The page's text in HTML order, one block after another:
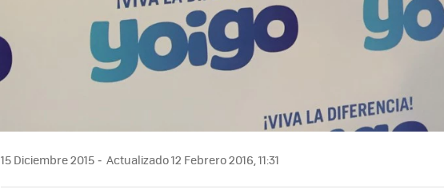
15 Diciembre 2015 Actualizado 12 Febrero 2016, 11:31